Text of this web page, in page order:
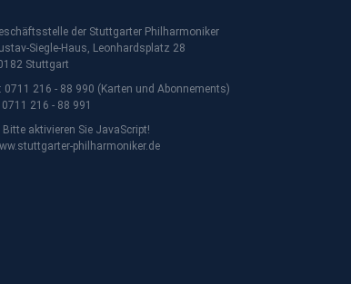
der Stuttgarter Philharmoniker
Siegle-Haus, Leonhardsplatz 28
Stuttgart
0711 216 - 88 990 (Karten und Abonnements)
0711 216 - 88 991
Bitte aktivieren Sie JavaScript!
philharmoniker.de